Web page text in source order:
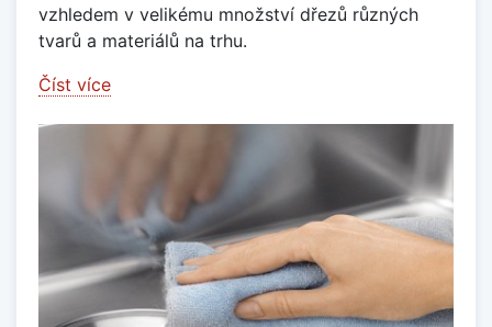
vzhledem v velikému množství dřezů různých
tvarů a materiálů na trhu.
Číst více